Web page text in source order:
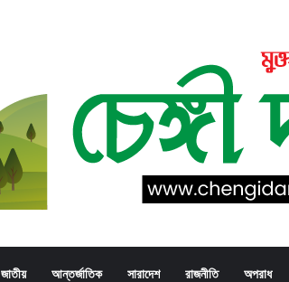
জাতীয় আন্তর্জাতিক সারাদেশ রাজনীতি অপরাধ